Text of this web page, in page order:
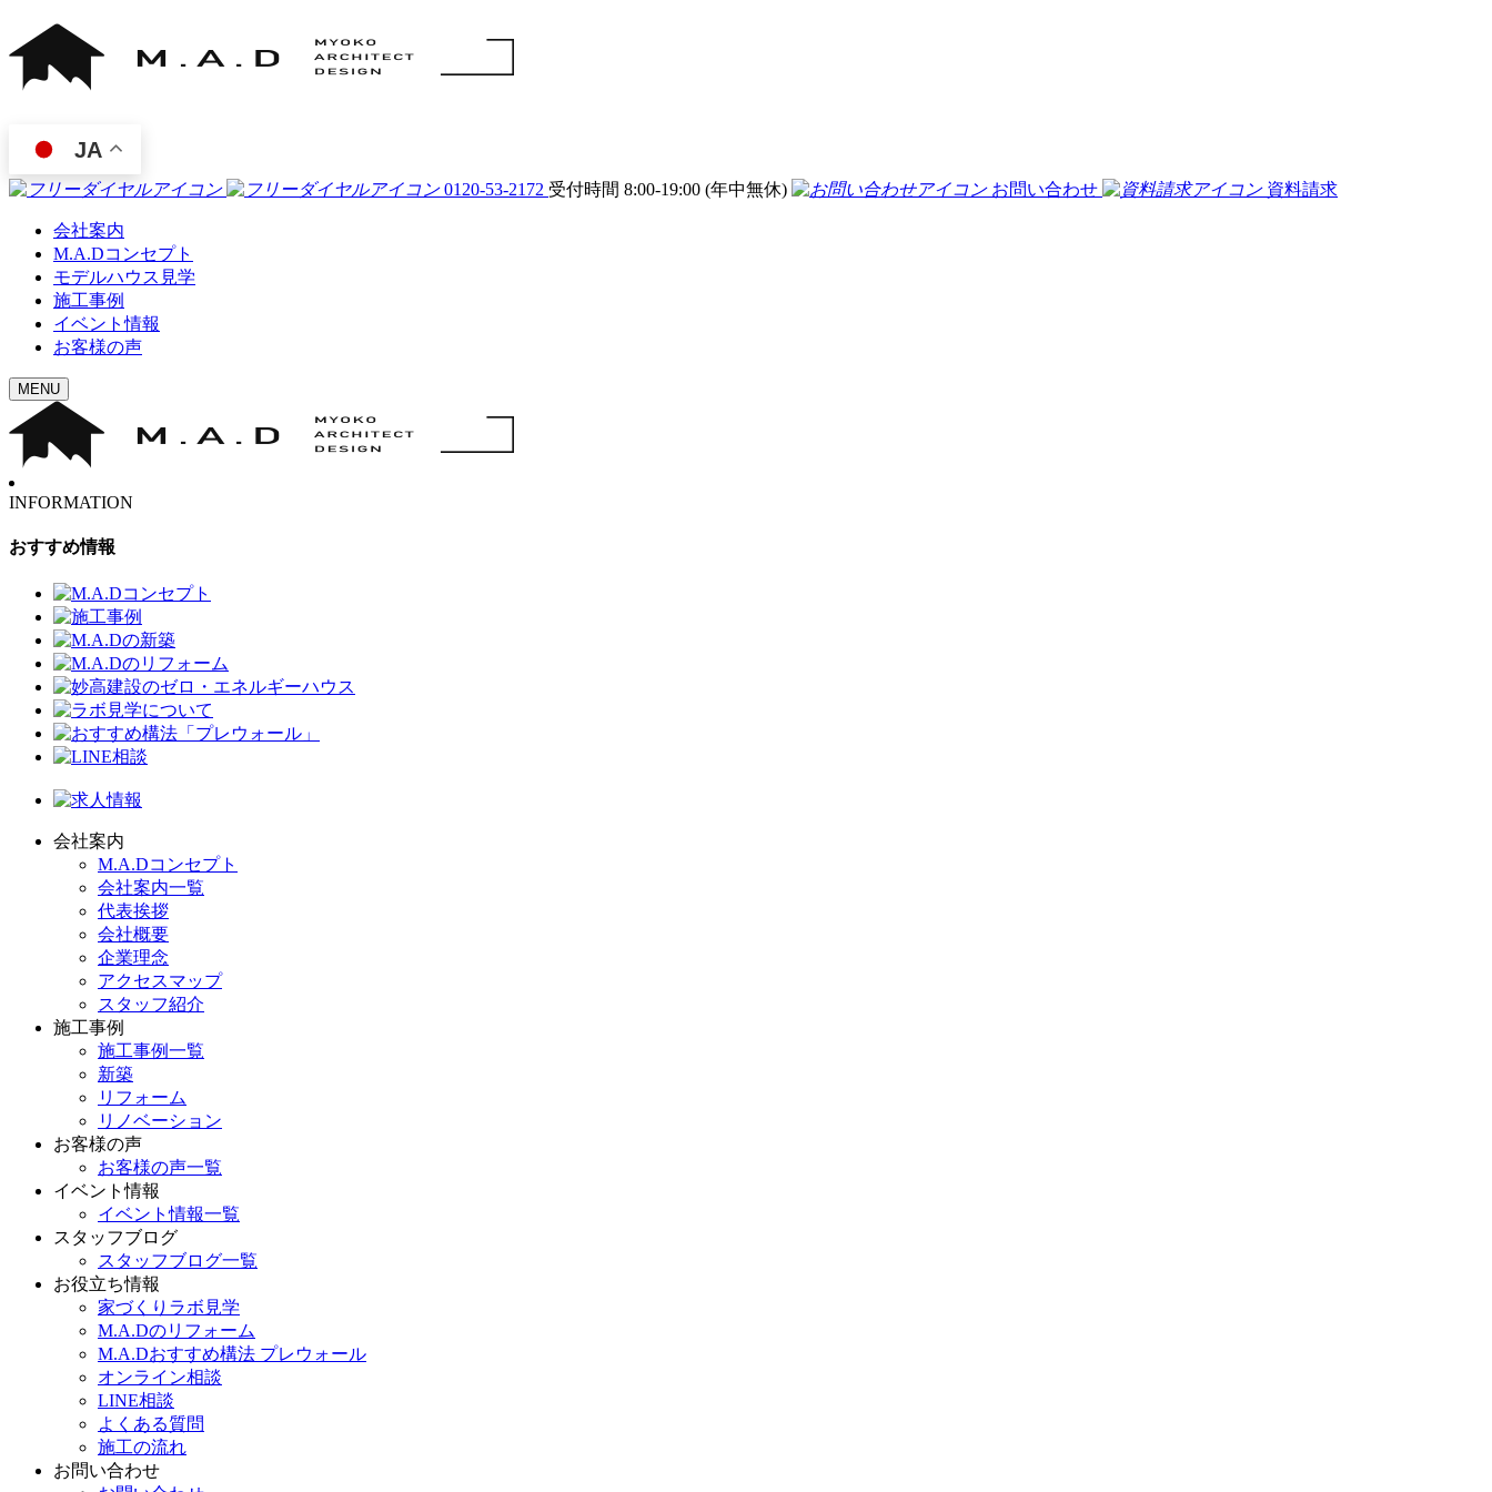
JA
0120-53-2172 受付時間 8:00-19:00 (年中無休) お問い合わせ 資料請求
会社案内
M.A.Dコンセプト
モデルハウス見学
施工事例
イベント情報
お客様の声
MENU
INFORMATION
おすすめ情報
会社案内
M.A.Dコンセプト
会社案内一覧
代表挨拶
会社概要
企業理念
アクセスマップ
スタッフ紹介
施工事例
施工事例一覧
新築
リフォーム
リノベーション
お客様の声
お客様の声一覧
イベント情報
イベント情報一覧
スタッフブログ
スタッフブログ一覧
お役立ち情報
家づくりラボ見学
M.A.Dのリフォーム
M.A.Dおすすめ構法 プレウォール
オンライン相談
LINE相談
よくある質問
施工の流れ
お問い合わせ